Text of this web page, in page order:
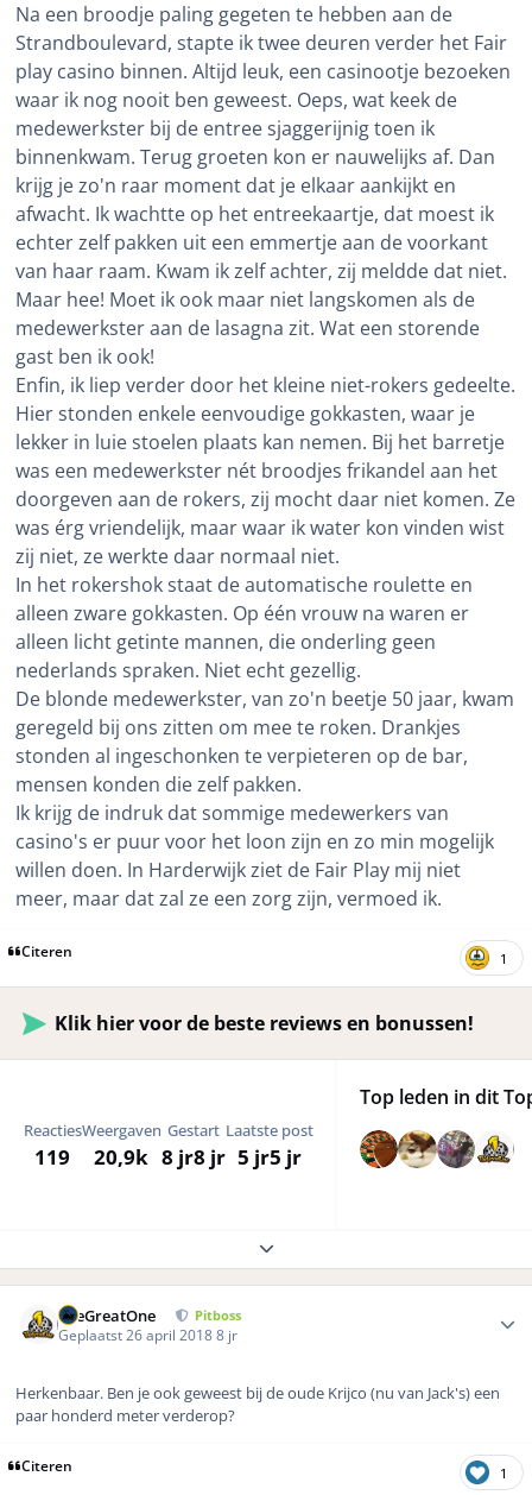
Na een broodje paling gegeten te hebben aan de
Strandboulevard, stapte ik twee deuren verder het Fair
play casino binnen. Altijd leuk, een casinootje bezoeken
waar ik nog nooit ben geweest. Oeps, wat keek de
medewerkster bij de entree sjaggerijnig toen ik
binnenkwam. Terug groeten kon er nauwelijks af. Dan
krijg je zo'n raar moment dat je elkaar aankijkt en
afwacht. Ik wachtte op het entreekaartje, dat moest ik
echter zelf pakken uit een emmertje aan de voorkant
van haar raam. Kwam ik zelf achter, zij meldde dat niet.
Maar hee! Moet ik ook maar niet langskomen als de
medewerkster aan de lasagna zit. Wat een storende
gast ben ik ook!
Enfin, ik liep verder door het kleine niet-rokers gedeelte.
Hier stonden enkele eenvoudige gokkasten, waar je
lekker in luie stoelen plaats kan nemen. Bij het barretje
was een medewerkster nét broodjes frikandel aan het
doorgeven aan de rokers, zij mocht daar niet komen. Ze
was érg vriendelijk, maar waar ik water kon vinden wist
zij niet, ze werkte daar normaal niet.
In het rokershok staat de automatische roulette en
alleen zware gokkasten. Op één vrouw na waren er
alleen licht getinte mannen, die onderling geen
nederlands spraken. Niet echt gezellig.
De blonde medewerkster, van zo'n beetje 50 jaar, kwam
geregeld bij ons zitten om mee te roken. Drankjes
stonden al ingeschonken te verpieteren op de bar,
mensen konden die zelf pakken.
Ik krijg de indruk dat sommige medewerkers van
casino's er puur voor het loon zijn en zo min mogelijk
willen doen. In Harderwijk ziet de Fair Play mij niet
meer, maar dat zal ze een zorg zijn, vermoed ik.
Citeren 1
Klik hier voor de beste reviews en bonussen!
Reacties
119
Weergaven
20,9k
Gestart
8 jr8 jr
Laatste post
5 jr5 jr
Top leden in dit
Expand topic overview
TheGreatOne Pitboss
Geplaatst 26 april 20188 jr
Herkenbaar. Ben je ook geweest bij de oude Krijco (nu van Jack's) een
paar honderd meter verderop?
Citeren 1